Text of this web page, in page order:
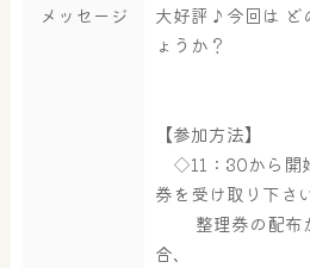
メッセージ
大好評♪今回は ど
ょうか？
【参加方法】
◇11：30から開
券を受け取り下さい
整理券の配布
合、